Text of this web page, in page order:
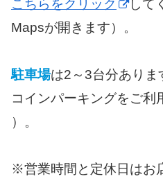
こちらをクリック
して
Mapsが開きます）。
駐車場は2～3台分ありま
コインパーキングをご利
）。
※営業時間と定休日はお